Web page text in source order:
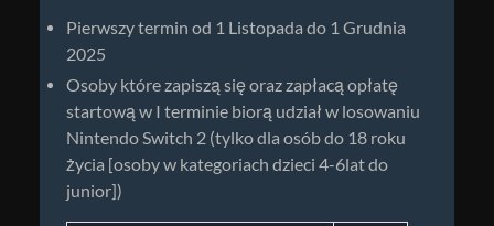
Pierwszy termin od 1 Listopada do 1 Grudnia
2025
Osoby które zapiszą się oraz zapłacą opłatę
startową w I terminie biorą udział w losowaniu
Nintendo Switch 2 (tylko dla osób do 18 roku
życia [osoby w kategoriach dzieci 4-6lat do
junior])